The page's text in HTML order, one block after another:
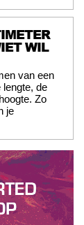
WIL
van een
de
Zo
je